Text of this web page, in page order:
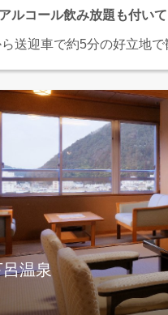
ルコール飲み放題も付い
送迎車で約5分の好立地
級の飛騨牛をすき焼き、
きのコスパ。
はアルコール飲み放題付！
泉・飛騨牛をお得に堪能
無料サービス◆＊◇
ーヒー＆紅茶などご自由に♪
ションルームにはマッサ
どをご用意♪
ームも無料開放！
電動アシスト自転車・資生
のシャンプー＆リンス・
ルドライヤー・ヘアアイ
眠枕♪
調整付低反発まくら、②
③しっかり固めのそば殻
温泉